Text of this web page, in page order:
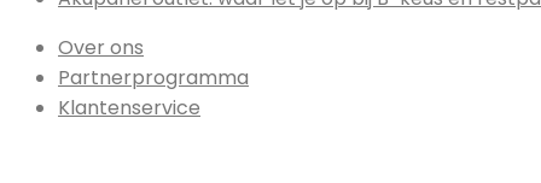
Over ons
Partnerprogramma
Klantenservice